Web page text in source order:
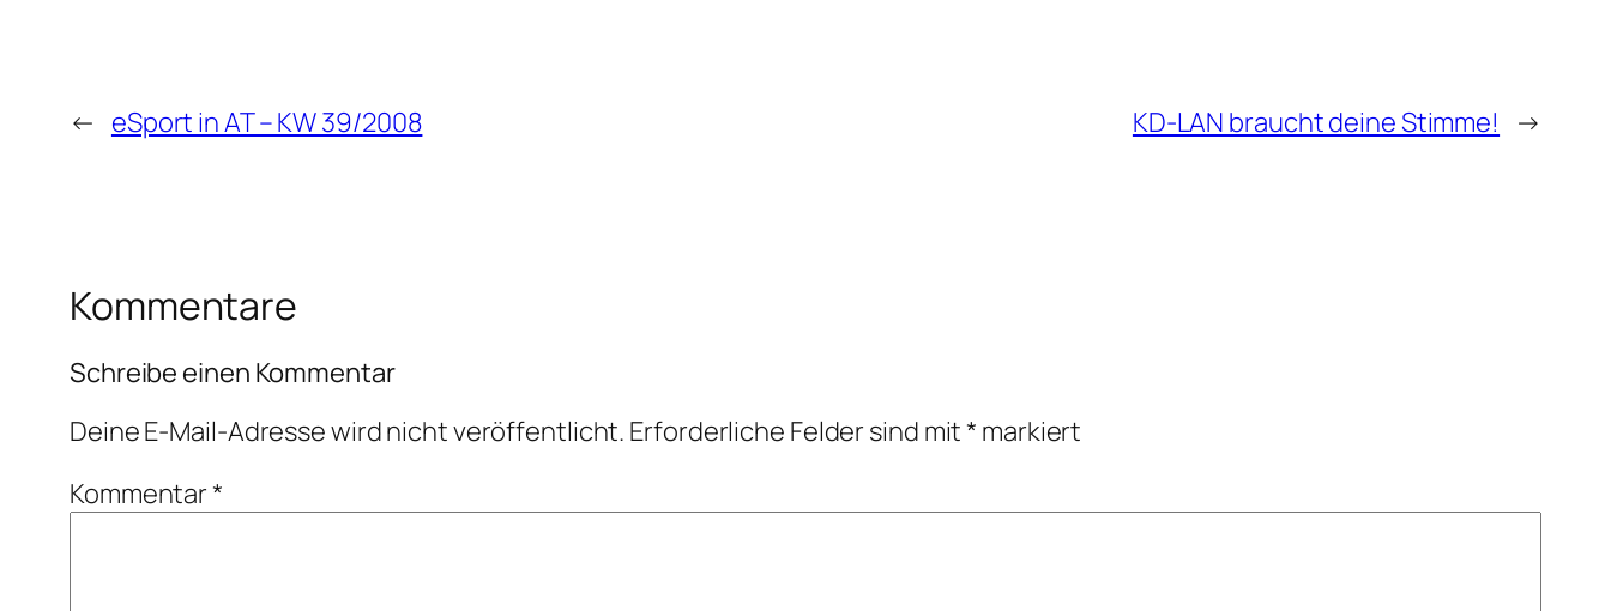
← eSport in AT – KW 39/2008 KD-LAN braucht deine Stimme! →
Kommentare
Schreibe einen Kommentar
Deine E-Mail-Adresse wird nicht veröffentlicht. Erforderliche Felder sind mit* markiert
Kommentar*